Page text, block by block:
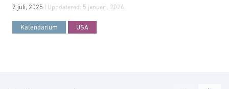
2 juli, 2025 | Uppdaterad: 5 januari, 2026
Kalendarium USA